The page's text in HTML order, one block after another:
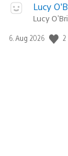
Lucy
Lucy
6. Aug 2026 2